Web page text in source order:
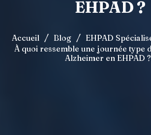
EHPAD ?
Accueil / Blog / EHPAD
À quoi ressemble une journée type
Alzheimer en EHPAD ?